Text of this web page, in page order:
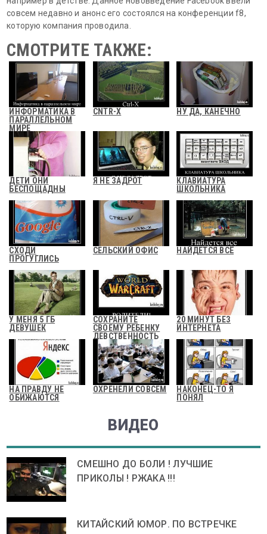
совсем недавно и анонс его состоялся на конференции f8,
которую компания проводила.
СМОТРИТЕ ТАКЖЕ:
ИНФОРМАТИКА В
ПАРАЛЛЕЛЬНОМ
МИРЕ
CNTR-X НУ ДА, КАНЕЧНО
ДЕТИ ОНИ
БЕСПОЩАДНЫ
Я НЕ ЗАДРОТ
КЛАВИАТУРА
ШКОЛЬНИКА
СХОДИ
ПРОГУГЛИСЬ
СЕЛЬСКИЙ ОФИС НАЙДЕТСЯ ВСЁ
У МЕНЯ 5 ГБ
ДЕВУШЕК
СОХРАНИТЕ
СВОЕМУ РЕБЕНКУ
ДЕВСТВЕННОСТЬ
20 МИНУТ БЕЗ
ИНТЕРНЕТА
НА ПРАВДУ НЕ
ОБИЖАЮТСЯ
ОХРЕНЕЛИ СОВСЕМ
НАКОНЕЦ-ТО Я
ПОНЯЛ
ВИДЕО
СМЕШНО ДО БОЛИ ! ЛУЧШИЕ
ПРИКОЛЫ ! РЖАКА !!!
КИТАЙСКИЙ ЮМОР. ПО ВСТРЕЧКЕ